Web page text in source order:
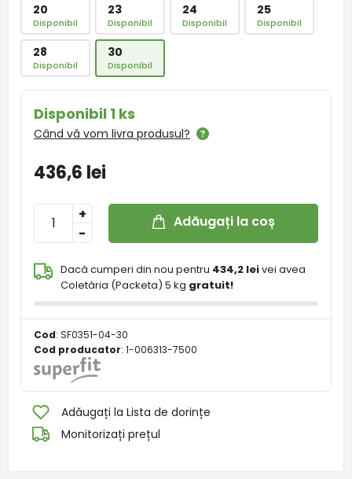
20
Disponibil
23
Disponibil
24
Disponibil
25
Disponibil
28
Disponibil
30
Disponibil
Disponibil 1 ks
Când vă vom livra produsul?
436,6 lei
-
+ Adăugați la coș
Dacă cumperi din nou pentru 434,2 leivei avea
Coletăria (Packeta) 5 kg gratuit!
Cod: SF0351-04-30
Cod producator: 1-006313-7500
Adăugați la Lista de dorințe
Monitorizați prețul